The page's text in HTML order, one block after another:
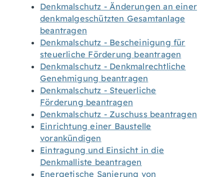
Denkmalschutz - Änderungen an einer
denkmalgeschützten Gesamtanlage
beantragen
Denkmalschutz - Bescheinigung für
steuerliche Förderung beantragen
Denkmalschutz - Denkmalrechtliche
Genehmigung beantragen
Denkmalschutz - Steuerliche
Förderung beantragen
Denkmalschutz - Zuschuss beantragen
Einrichtung einer Baustelle
vorankündigen
Eintragung und Einsicht in die
Denkmalliste beantragen
Energetische Sanierung von